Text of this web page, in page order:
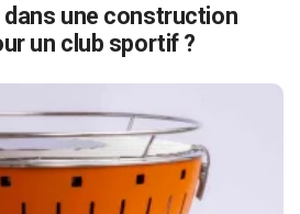
une construction
un club sportif ?